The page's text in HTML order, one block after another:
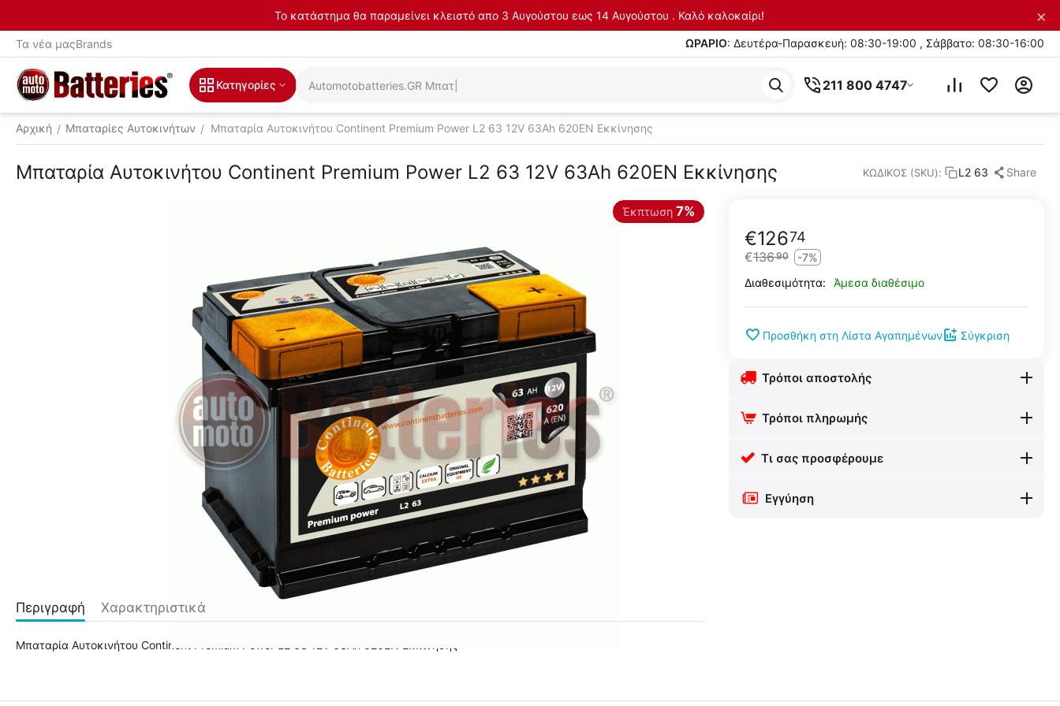
Το κατάστημα θα παραμείνει κλειστό απο 3 Αυγούστου εως 14 Αυγούστου . Καλό καλοκαίρι! ×
Τα νέα μαςBrands ΩΡΑΡΙΟ: Δευτέρα-Παρασκευή: 08:30-19:00 , Σάββατο: 08:30-16:00
Κατηγορίες 211 800 4747
Αρχική / Μπαταρίες Αυτοκινήτων / Μπαταρία Αυτοκινήτου Continent Premium Power L2 63 12V 63Ah 620EN Εκκίνησης
Μπαταρία Αυτοκινήτου Continent Premium Power L2 63 12V 63Ah 620EN Εκκίνησης ΚΩΔΙΚΟΣ (SKU): L2 63 Share
€12674
€13690
-7%
Διαθεσιμότητα:
Άμεσα διαθέσιμο
Προσθήκη στη Λίστα Αγαπημένων Σύγκριση
Τρόποι αποστολής
Τρόποι πληρωμής
Τι σας προσφέρουμε
Εγγύηση
Έκπτωση 7%
Περιγραφή Χαρακτηριστικά
Μπαταρία Αυτοκινήτου Continent Premium Power L2 63 12V 63Ah 620EN Εκκίνησης